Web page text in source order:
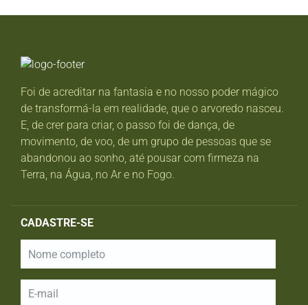
Foi de acreditar na fantasia e no nosso poder mágico
de transformá-la em realidade, que o arvoredo nasceu.
E, de crer para criar, o passo foi de dança, de
movimento, de voo, de um grupo de pessoas que se
abandonou ao sonho, até pousar com firmeza na
Terra, na Água, no Ar e no Fogo.
CADASTRE-SE